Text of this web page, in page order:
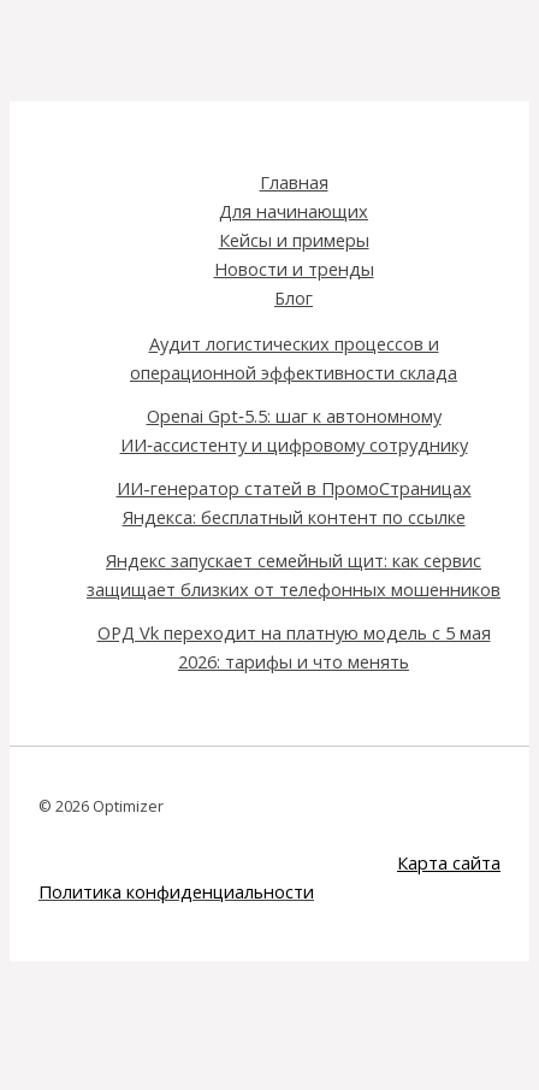
Главная
Для начинающих
Кейсы и примеры
Новости и тренды
Блог
Аудит логистических процессов и
операционной эффективности склада
Openai Gpt‑5.5: шаг к автономному
ИИ‑ассистенту и цифровому сотруднику
ИИ-генератор статей в ПромоСтраницах
Яндекса: бесплатный контент по ссылке
Яндекс запускает семейный щит: как сервис
защищает близких от телефонных мошенников
ОРД Vk переходит на платную модель с 5 мая
2026: тарифы и что менять
© 2026 Optimizer
Карта сайта
Политика конфиденциальности